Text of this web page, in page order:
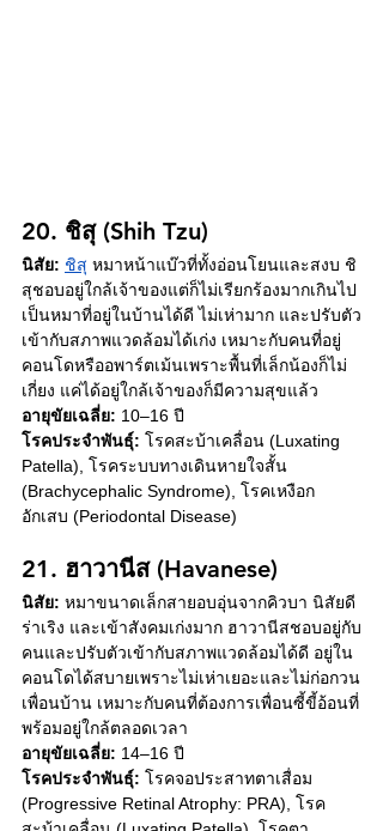
20. ชิสุ (Shih Tzu)
นิสัย: ชิสุ หมาหน้าแบ๊วที่ทั้งอ่อนโยนและสงบ ชิ
สุชอบอยู่ใกล้เจ้าของแต่ก็ไม่เรียกร้องมากเกินไป
เป็นหมาที่อยู่ในบ้านได้ดี ไม่เห่ามาก และปรับตัว
เข้ากับสภาพแวดล้อมได้เก่ง เหมาะกับคนที่อยู่
คอนโดหรืออพาร์ตเม้นเพราะพื้นที่เล็กน้องก็ไม่
เกี่ยง แค่ได้อยู่ใกล้เจ้าของก็มีความสุขแล้ว
อายุขัยเฉลี่ย: 10–16 ปี
โรคประจำพันธุ์: โรคสะบ้าเคลื่อน (Luxating
Patella), โรคระบบทางเดินหายใจสั้น
(Brachycephalic Syndrome), โรคเหงือก
อักเสบ (Periodontal Disease)
21. ฮาวานีส (Havanese)
นิสัย: หมาขนาดเล็กสายอบอุ่นจากคิวบา นิสัยดี
ร่าเริง และเข้าสังคมเก่งมาก ฮาวานีสชอบอยู่กับ
คนและปรับตัวเข้ากับสภาพแวดล้อมได้ดี อยู่ใน
คอนโดได้สบายเพราะไม่เห่าเยอะและไม่ก่อกวน
เพื่อนบ้าน เหมาะกับคนที่ต้องการเพื่อนซี้ขี้อ้อนที่
พร้อมอยู่ใกล้ตลอดเวลา
อายุขัยเฉลี่ย: 14–16 ปี
โรคประจำพันธุ์: โรคจอประสาทตาเสื่อม
(Progressive Retinal Atrophy: PRA), โรค